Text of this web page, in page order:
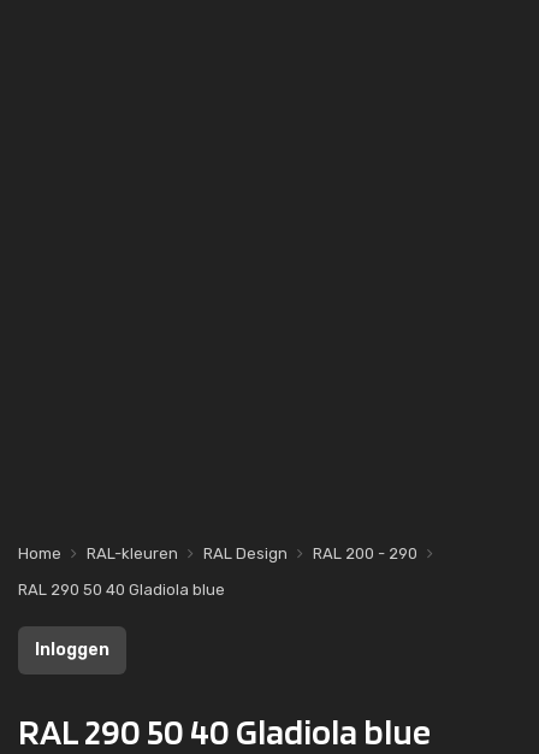
Home RAL-kleuren RAL Design
RAL 200 - 290
RAL 290 50 40 Gladiola blue
Inloggen
RAL 290 50 40 Gladiola blue